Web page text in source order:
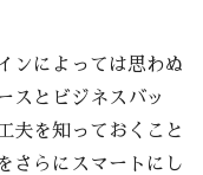
ンによっては思わぬ
スとビジネスバッ
夫を知っておくこと
さらにスマートにし